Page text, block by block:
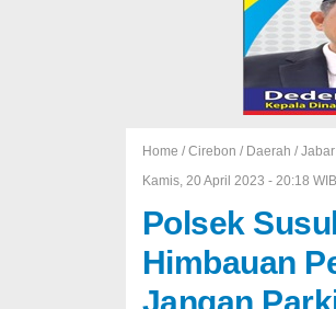
Home / Cirebon / Daerah / Jabar
Kamis, 20 April 2023 - 20:18 WIB
Polsek
Himbauan